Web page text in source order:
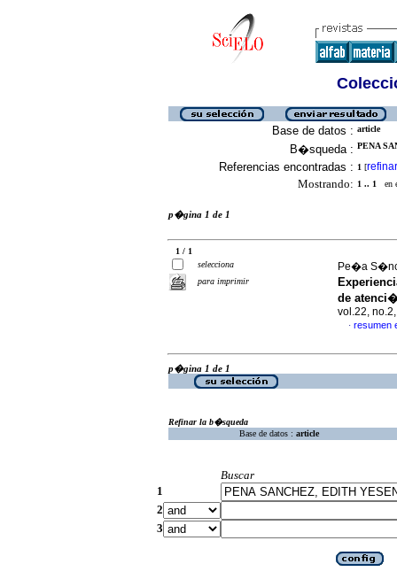
Base de datos : article
B�squeda : PENA
Referencias encontradas : 1 [refinar
Mostrando: 1 .. 1 en
p�gina 1 de 1
1 / 1
selecciona
para imprimir
Pe�a
de
vol.22,
· resumen
p�gina 1 de 1
Refinar la b�squeda
Base de datos : article
Buscar
1
2
3